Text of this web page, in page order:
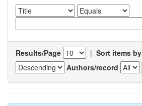
Results/Page | Sort items by
Authors/record